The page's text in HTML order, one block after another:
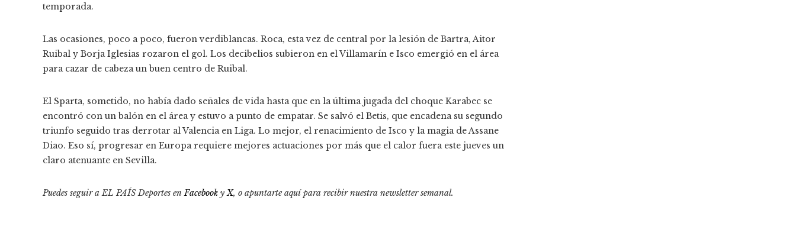
temporada.
Las ocasiones, poco a poco, fueron verdiblancas. Roca, esta vez de central por la lesión de Bartra, Aitor
Ruibal y Borja Iglesias rozaron el gol. Los decibelios subieron en el Villamarín e Isco emergió en el área
para cazar de cabeza un buen centro de Ruibal.
El Sparta, sometido, no había dado señales de vida hasta que en la última jugada del choque Karabec se
encontró con un balón en el área y estuvo a punto de empatar. Se salvó el Betis, que encadena su segundo
triunfo seguido tras derrotar al Valencia en Liga. Lo mejor, el renacimiento de Isco y la magia de Assane
Diao. Eso sí, progresar en Europa requiere mejores actuaciones por más que el calor fuera este jueves un
claro atenuante en Sevilla.
Puedes seguir a EL PAÍS Deportes en Facebook y X, o apuntarte aquí para recibirnuestra newsletter semanal.